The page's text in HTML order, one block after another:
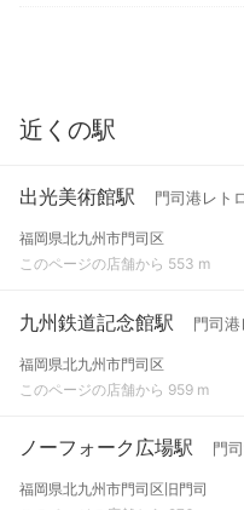
近くの駅
出光美術館駅 門司港レト
福岡県北九州市門司区
このページの店舗から 553 m
九州鉄道記念館駅 門司
福岡県北九州市門司区
このページの店舗から 959 m
ノーフォーク広場駅 門
福岡県北九州市門司区旧門司